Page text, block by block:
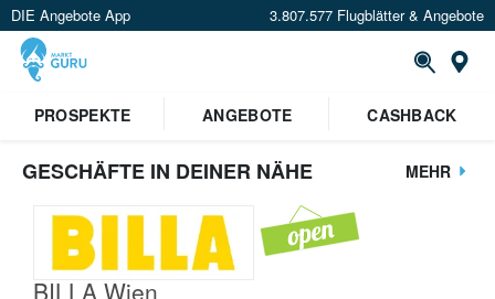
DIE Angebote App 3.807.577 Flugblätter & Angebote
PROSPEKTE
ANGEBOTE CASHBACK
GESCHÄFTE IN DEINER NÄHE MEHR
BILLA Wien